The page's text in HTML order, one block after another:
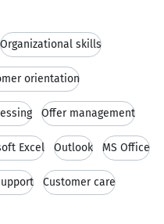
Organizational skills
orientation
Offer management
Excel Outlook MS Office
Customer care